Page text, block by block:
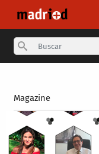
Magazine